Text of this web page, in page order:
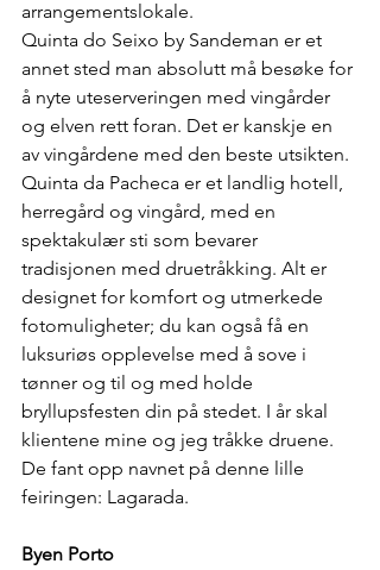
arrangementslokale.
Quinta do Seixo by Sandeman er et
annet sted man absolutt må besøke for
å nyte uteserveringen med vingårder
og elven rett foran. Det er kanskje en
av vingårdene med den beste utsikten.
Quinta da Pacheca er et landlig hotell,
herregård og vingård, med en
spektakulær sti som bevarer
tradisjonen med druetråkking. Alt er
designet for komfort og utmerkede
fotomuligheter; du kan også få en
luksuriøs opplevelse med å sove i
tønner og til og med holde
bryllupsfesten din på stedet. I år skal
klientene mine og jeg tråkke druene.
De fant opp navnet på denne lille
feiringen: Lagarada.
Byen Porto